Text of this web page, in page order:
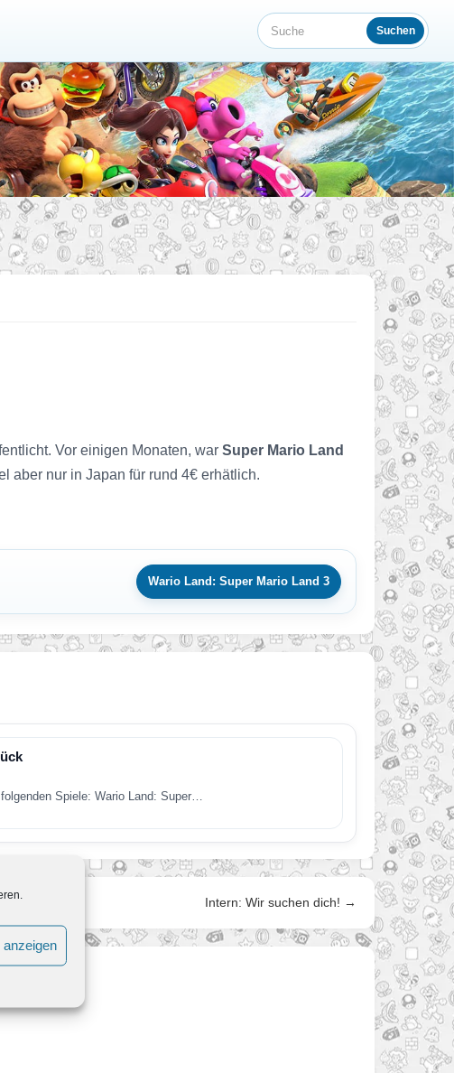
anzeigen
Suche Suchen
Vor einigen Monaten, war Super Mario Land
aber nur in Japan für rund 4€ erhätlich.
Wario Land: Super Mario Land 3
Spiele: Wario Land: Super…
Intern: Wir suchen dich! →